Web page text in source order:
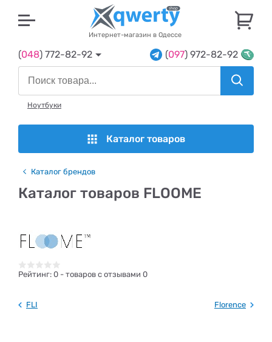
Интернет-магазин в Одессе
(048) 772-82-92 (097) 972-82-92
Ноутбуки
Каталог товаров
Каталог брендов
Каталог товаров FLOOME
Рейтинг: 0 - товаров с отзывами 0
FLI Florence